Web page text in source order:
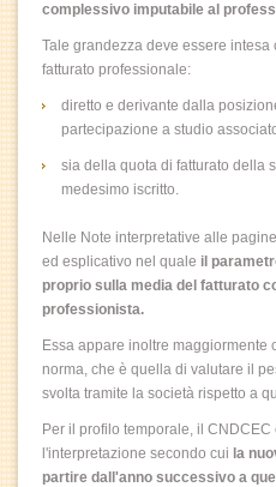
complessivo imputabile al
Tale grandezza deve essere intesa
fatturato professionale:
diretto e derivante dalla
partecipazione a studio
sia della quota di fatturato della
medesimo iscritto.
Nelle Note interpretative alle
ed esplicativo nel quale il
proprio sulla media del fatturato
professionista.
Essa appare inoltre maggiormente
norma, che è quella di valutare il
svolta tramite la società rispetto a
Per il profilo temporale, il
l'interpretazione secondo cui la
partire dall'anno successivo a